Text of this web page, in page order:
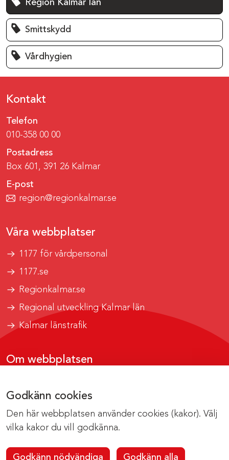
Godkänn cookies
Den här webbplatsen använder cookies (kakor). Välj
vilka kakor du vill godkänna.
Godkänn nödvändiga Godkänn alla
Region Kalmar län
Smittskydd
Vårdhygien
Kontakt
Telefon
010-358 00 00
Postadress
Box 601, 391 26 Kalmar
E-post
region@regionkalmar.se
Våra webbplatser
1177 för vårdpersonal
1177.se
Regionkalmar.se
Regional utveckling Kalmar län
Kalmar länstrafik
Om webbplatsen
Om cookies
Kontakta webbredaktionen